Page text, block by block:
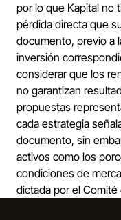
por lo que Kapital no
pérdida directa que
documento, previo a
inversión
considerar que los
no garantizan
propuestas
cada estrategia
documento, sin
activos como los
condiciones de
dictada por el